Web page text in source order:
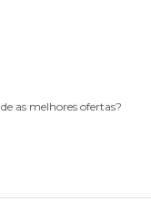
as melhores ofertas?